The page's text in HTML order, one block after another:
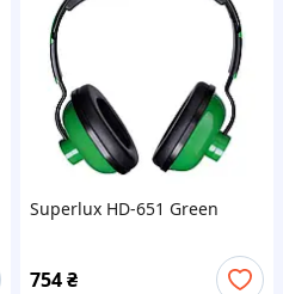
Superlux HD-651 Green
754₴